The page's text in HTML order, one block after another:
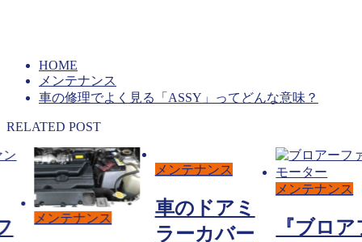
HOME
メンテナンス
車の修理でよく見る「ASSY」ってどんな意味？
RELATED POST
メンテナンス
車のドアミ
『ブロアフ
メンテナンス